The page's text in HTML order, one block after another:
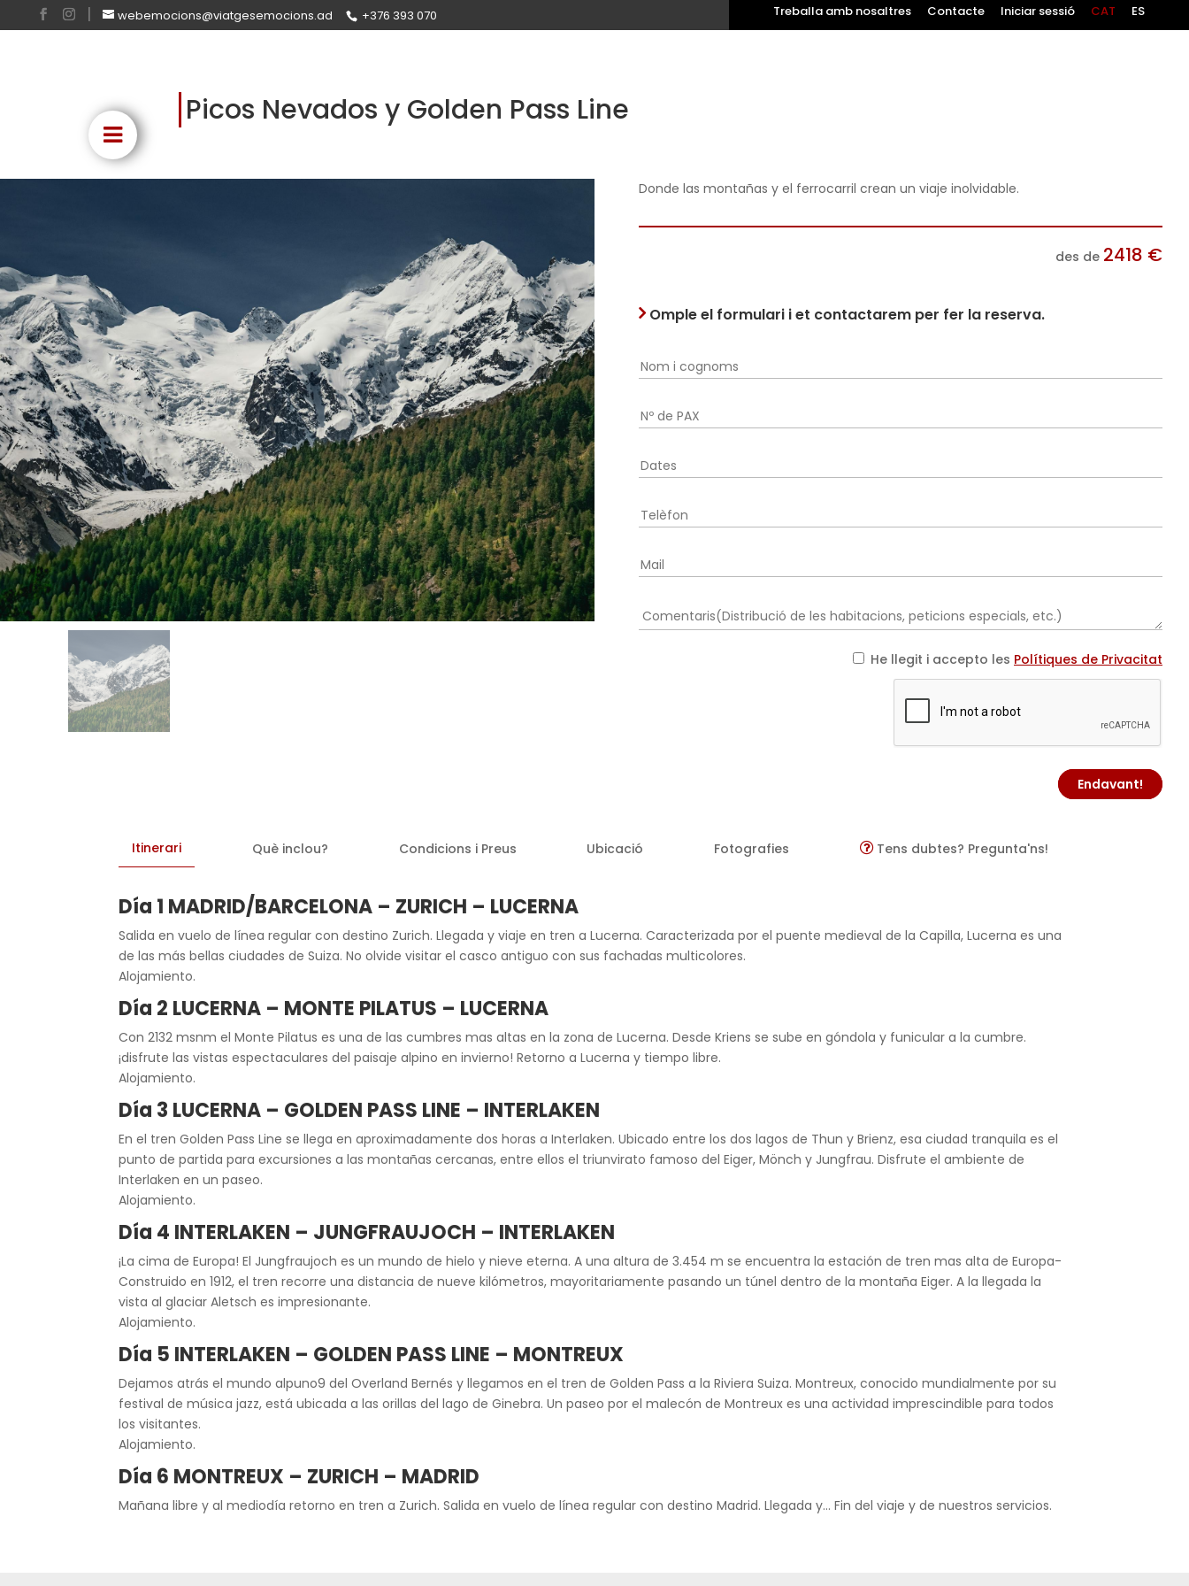
webemocions@viatgesemocions.ad +376 393 070 Treballa amb nosaltres Contacte Iniciar sessió CAT ES
Picos Nevados y Golden Pass Line
Donde las montañas y el ferrocarril crean un viaje inolvidable.
des de 2418 €
Omple el formulari i et contactarem per fer la reserva.
He llegit i accepto les Polítiques de Privacitat
Endavant!
Itinerari Què inclou? Condicions i Preus Ubicació Fotografies Tens dubtes? Pregunta'ns!
Día 1 MADRID/BARCELONA – ZURICH – LUCERNA
Salida en vuelo de línea regular con destino Zurich. Llegada y viaje en tren a Lucerna. Caracterizada por el puente medieval de la Capilla, Lucerna es una
de las más bellas ciudades de Suiza. No olvide visitar el casco antiguo con sus fachadas multicolores.
Alojamiento.
Día 2 LUCERNA – MONTE PILATUS – LUCERNA
Con 2132 msnm el Monte Pilatus es una de las cumbres mas altas en la zona de Lucerna. Desde Kriens se sube en góndola y funicular a la cumbre.
¡disfrute las vistas espectaculares del paisaje alpino en invierno! Retorno a Lucerna y tiempo libre.
Alojamiento.
Día 3 LUCERNA – GOLDEN PASS LINE – INTERLAKEN
En el tren Golden Pass Line se llega en aproximadamente dos horas a Interlaken. Ubicado entre los dos lagos de Thun y Brienz, esa ciudad tranquila es el
punto de partida para excursiones a las montañas cercanas, entre ellos el triunvirato famoso del Eiger, Mönch y Jungfrau. Disfrute el ambiente de
Interlaken en un paseo.
Alojamiento.
Día 4 INTERLAKEN – JUNGFRAUJOCH – INTERLAKEN
¡La cima de Europa! El Jungfraujoch es un mundo de hielo y nieve eterna. A una altura de 3.454 m se encuentra la estación de tren mas alta de Europa-
Construido en 1912, el tren recorre una distancia de nueve kilómetros, mayoritariamente pasando un túnel dentro de la montaña Eiger. A la llegada la
vista al glaciar Aletsch es impresionante.
Alojamiento.
Día 5 INTERLAKEN – GOLDEN PASS LINE – MONTREUX
Dejamos atrás el mundo alpuno9 del Overland Bernés y llegamos en el tren de Golden Pass a la Riviera Suiza. Montreux, conocido mundialmente por su
festival de música jazz, está ubicada a las orillas del lago de Ginebra. Un paseo por el malecón de Montreux es una actividad imprescindible para todos
los visitantes.
Alojamiento.
Día 6 MONTREUX – ZURICH – MADRID
Mañana libre y al mediodía retorno en tren a Zurich. Salida en vuelo de línea regular con destino Madrid. Llegada y… Fin del viaje y de nuestros servicios.